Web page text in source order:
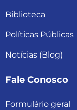
Biblioteca
Políticas Públicas
Notícias (Blog)
Fale Conosco
Formulário geral